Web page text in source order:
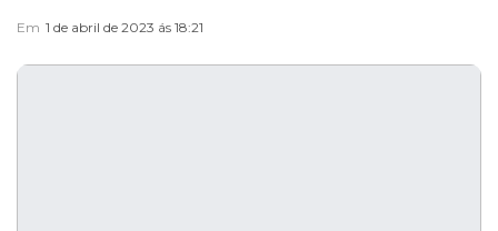
Em 1 de abril de 2023 ás 18:21